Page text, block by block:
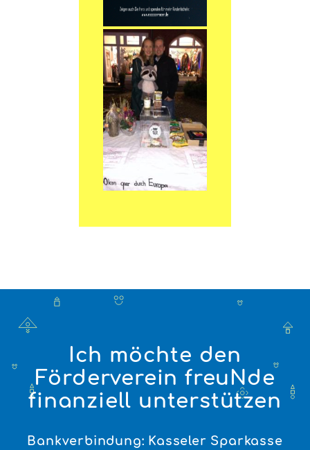
Ich möchte den
Förderverein freuNde
finanziell unterstützen
Bankverbindung: Kasseler Sparkasse